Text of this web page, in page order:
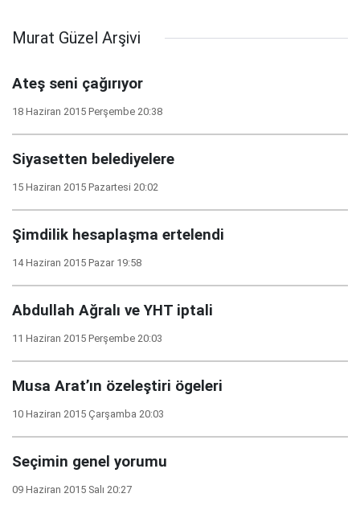
Murat Güzel Arşivi
Ateş seni çağırıyor
18 Haziran 2015 Perşembe 20:38
Siyasetten belediyelere
15 Haziran 2015 Pazartesi 20:02
Şimdilik hesaplaşma ertelendi
14 Haziran 2015 Pazar 19:58
Abdullah Ağralı ve YHT iptali
11 Haziran 2015 Perşembe 20:03
Musa Arat’ın özeleştiri ögeleri
10 Haziran 2015 Çarşamba 20:03
Seçimin genel yorumu
09 Haziran 2015 Salı 20:27